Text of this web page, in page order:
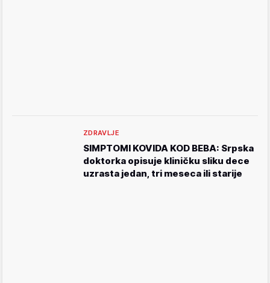
ZDRAVLJE
SIMPTOMI KOVIDA KOD BEBA: Srpska
doktorka opisuje kliničku sliku dece
uzrasta jedan, tri meseca ili starije